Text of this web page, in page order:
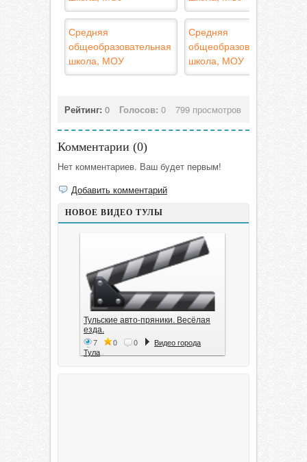
Средняя
общеобразовательная
школа, МОУ
Средняя
общеобразовательная
школа, МОУ
Рейтинг: 0 Голосов: 0 799 просмотров
Комментарии (0)
Нет комментариев. Ваш будет первым!
Добавить комментарий
НОВОЕ ВИДЕО ТУЛЫ
Тульские авто-пряники. Весёлая
езда.
7 0 0
Видео города
Тула